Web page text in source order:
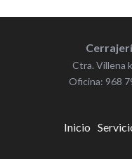
‌Ctra. Villena
‌Oficina: 968
Inicio